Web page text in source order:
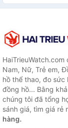
Chuẩn - Vi Tính
Nam, Nữ, Trẻ em,
hồ thể thao, đo
đồng hồ... Bằng
chúng tôi đã tổng
sánh giá, tìm giá rẻ
hàng.